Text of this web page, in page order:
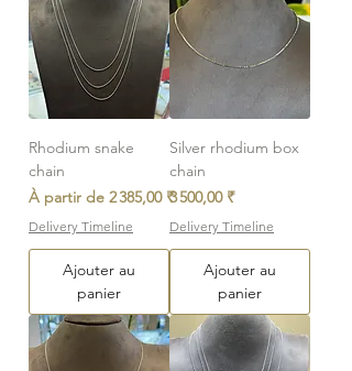
Rhodium snake
chain
À partir de 2 385,00 ₹
Prix promotionnel
Delivery Timeline
Ajouter au
panier
Silver rhodium box
chain
Prix
3 500,00 ₹
Delivery Timeline
Ajouter au
panier